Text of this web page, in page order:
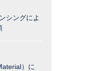
シングによ
）に